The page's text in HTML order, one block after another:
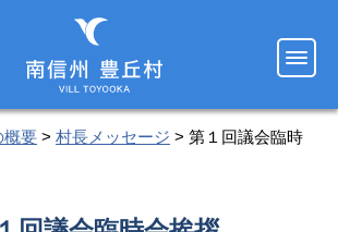
概要 > 村長メッセージ > 第１回議会臨時